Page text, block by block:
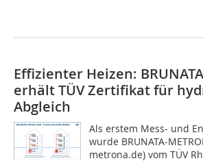
Effizienter Heizen:
erhält TÜV Zertifikat für
Abgleich
Als erstem Mess- und
wurde BRUNATA-
metrona.de) vom TÜV